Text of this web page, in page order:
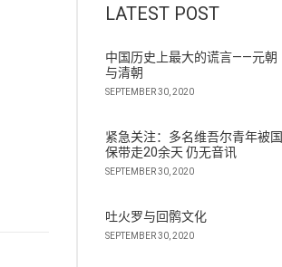
LATEST POST
中国历史上最大的谎言——元朝
与清朝
SEPTEMBER 30, 2020
紧急关注：多名维吾尔青年被国
保带走20余天 仍无音讯
SEPTEMBER 30, 2020
吐火罗与回鹘文化
SEPTEMBER 30, 2020